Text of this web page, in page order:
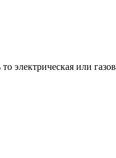
электрическая или